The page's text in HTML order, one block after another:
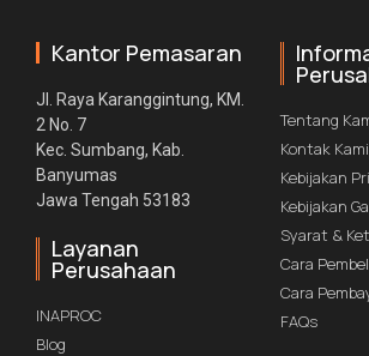
Kantor Pemasaran
Jl. Raya Karanggintung, KM.
2 No. 7
Kec. Sumbang, Kab.
Banyumas
Jawa Tengah 53183
Layanan
Perusahaan
INAPROC
Blog
Tentang
Kontak Kami
Kebijakan
Kebijakan
Syarat &
Cara
Cara
FAQs